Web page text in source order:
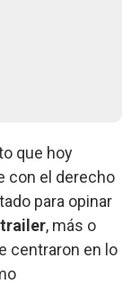
que hoy
con el derecho
para opinar
trailer, más o
centraron en lo